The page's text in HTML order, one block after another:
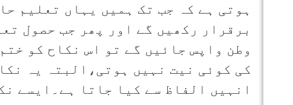
ہوتی ہے کہ جب تک ہمیں یہاں تعلیم
برقرار رکھیں گے اور پھر جب حصول
وطن واپس جائیں گے تو اس نکاح کو
کی کوئی نیت نہیں ہوتی،البتہ یہ
انہیں الفاظ سے کیا جاتا ہے۔ایسے